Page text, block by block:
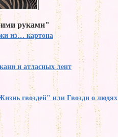
руками"
из… картона
и атласных лент
гвоздей" или Гвозди о людях